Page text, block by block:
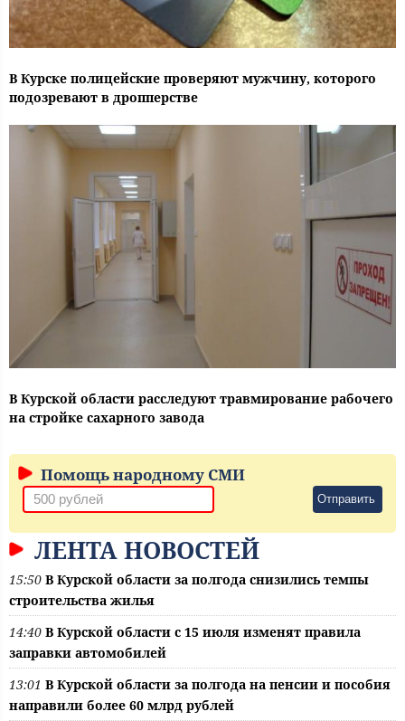
В Курске полицейские проверяют мужчину, которого
подозревают в дропперстве
В Курской области расследуют травмирование рабочего
на стройке сахарного завода
Помощь народному СМИ
Отправить
ЛЕНТА НОВОСТЕЙ
15:50 В Курской области за полгода снизились темпы
строительства жилья
14:40 В Курской области с 15 июля изменят правила
заправки автомобилей
13:01 В Курской области за полгода на пенсии и пособия
направили более 60 млрд рублей